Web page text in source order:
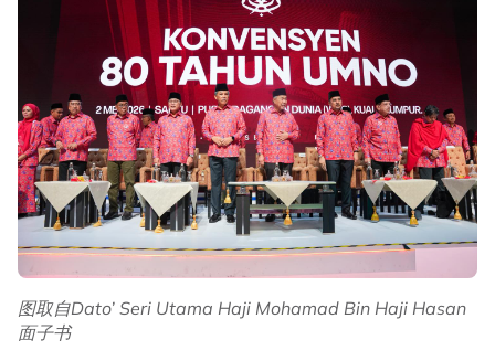
图取自Dato’ Seri Utama Haji Mohamad Bin Haji Hasan
面子书